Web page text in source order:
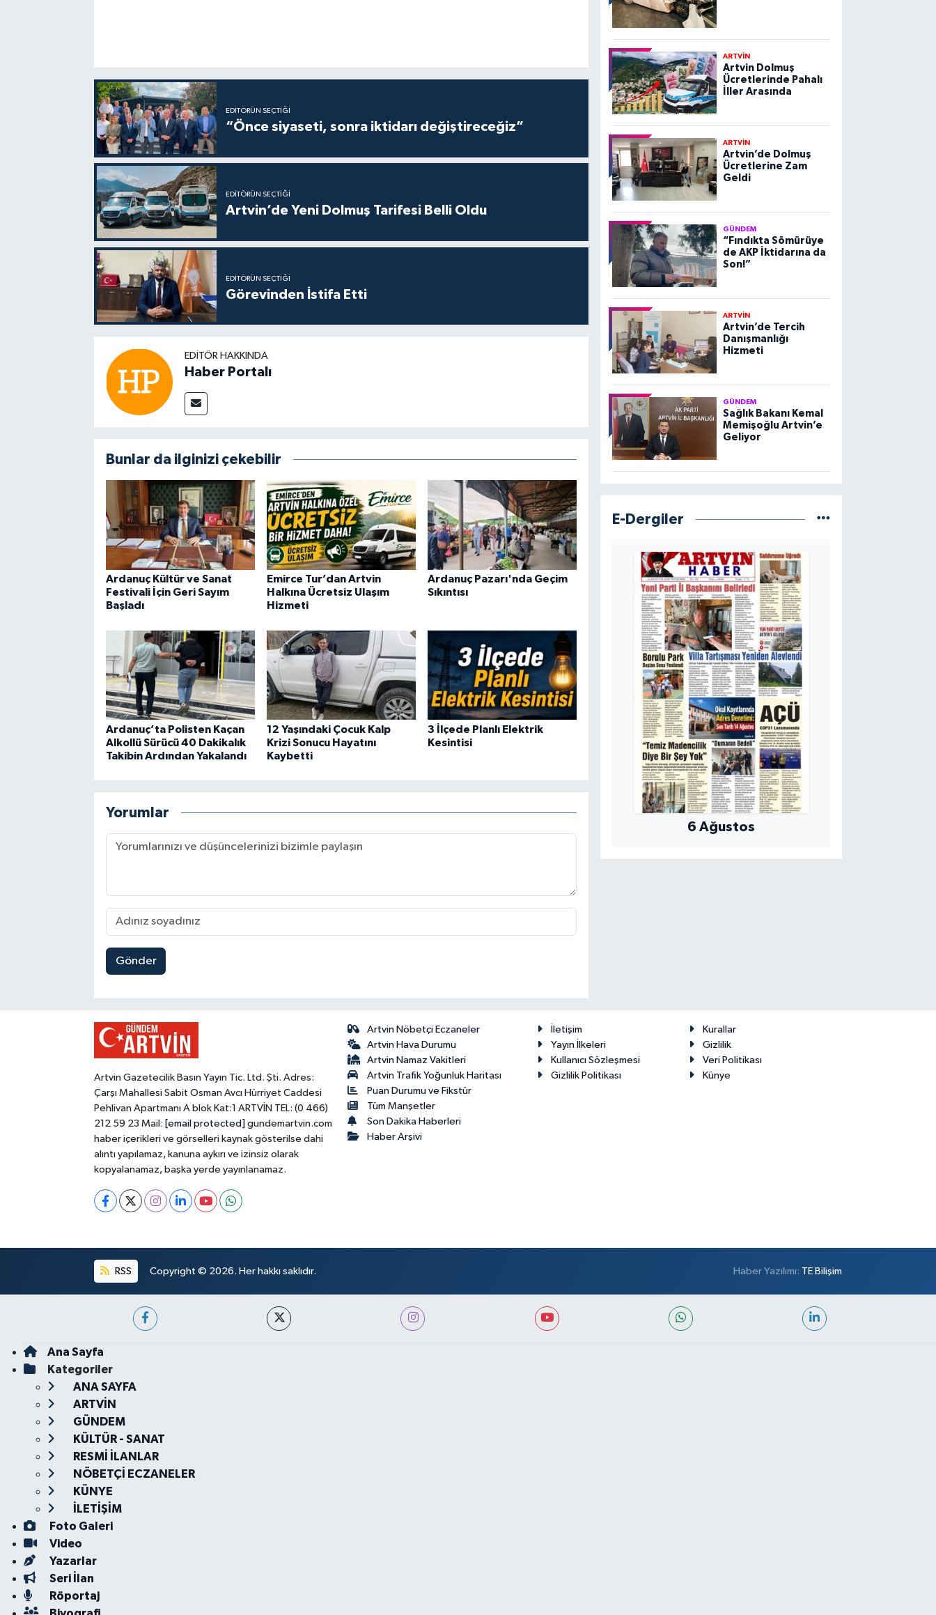
EDITÖRÜN SEÇTIĞI
“Önce siyaseti, sonra iktidarı değiştireceğiz”
EDITÖRÜN SEÇTIĞI
Artvin’de Yeni Dolmuş Tarifesi Belli Oldu
EDITÖRÜN SEÇTIĞI
Görevinden İstifa Etti
EDITÖR HAKKINDA
Haber Portalı
Bunlar da ilginizi çekebilir
Ardanuç Kültür ve Sanat
Festivali İçin Geri Sayım
Başladı
Emirce Tur’dan Artvin
Halkına Ücretsiz Ulaşım
Hizmeti
Ardanuç Pazarı'nda Geçim
Sıkıntısı
Ardanuç’ta Polisten Kaçan
Alkollü Sürücü 40 Dakikalık
Takibin Ardından Yakalandı
12 Yaşındaki Çocuk Kalp
Krizi Sonucu Hayatını
Kaybetti
3 İlçede Planlı Elektrik
Kesintisi
Yorumlar
Gönder
ARTVİN
Artvin Dolmuş
Ücretlerinde Pahalı
İller Arasında
ARTVİN
Artvin’de Dolmuş
Ücretlerine Zam
Geldi
GÜNDEM
“Fındıkta Sömürüye
de AKP İktidarına da
Son!”
ARTVİN
Artvin’de Tercih
Danışmanlığı
Hizmeti
GÜNDEM
Sağlık Bakanı Kemal
Memişoğlu Artvin’e
Geliyor
E-Dergiler
6 Ağustos
Artvin Gazetecilik Basın Yayın Tic. Ltd. Şti. Adres:
Çarşı Mahallesi Sabit Osman Avcı Hürriyet Caddesi
Pehlivan Apartmanı A blok Kat:1 ARTVİN TEL: (0 466)
212 59 23 Mail: [email protected] gundemartvin.com
haber içerikleri ve görselleri kaynak gösterilse dahi
alıntı yapılamaz, kanuna aykırı ve izinsiz olarak
kopyalanamaz, başka yerde yayınlanamaz.
Artvin Nöbetçi Eczaneler
Artvin Hava Durumu
Artvin Namaz Vakitleri
Artvin Trafik Yoğunluk Haritası
Puan Durumu ve Fikstür
Tüm Manşetler
Son Dakika Haberleri
Haber Arşivi
İletişim
Kurallar
Yayın İlkeleri
Gizlilik
Kullanıcı Sözleşmesi
Veri Politikası
Gizlilik Politikası
Künye
RSS Copyright © 2026. Her hakkı saklıdır. Haber Yazılımı: TE Bilişim
Ana Sayfa
Kategoriler
ANA SAYFA
ARTVİN
GÜNDEM
KÜLTÜR - SANAT
RESMİ İLANLAR
NÖBETÇİ ECZANELER
KÜNYE
İLETİŞİM
Foto Galeri
Video
Yazarlar
Seri İlan
Röportaj